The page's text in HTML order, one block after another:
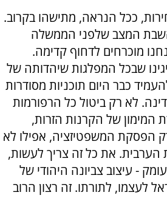
ככל הנראה, מתישהו בקרוב.
המצב שלפני הממשלה
מוכרחים לדחוף קדימה.
שבכל המפלגות שיהדותה של
כבר היום תוכניות מסודרות
לא רק ביטול כל הרפורמות
המימון של הקרנות הזרות,
הפסקת המשפטיזציה, אפילו לא
את כל זה צריך לעשות,
- עיצוב צביונה היהודי של
לעצמו, לתורתו. זה רצון הרוב